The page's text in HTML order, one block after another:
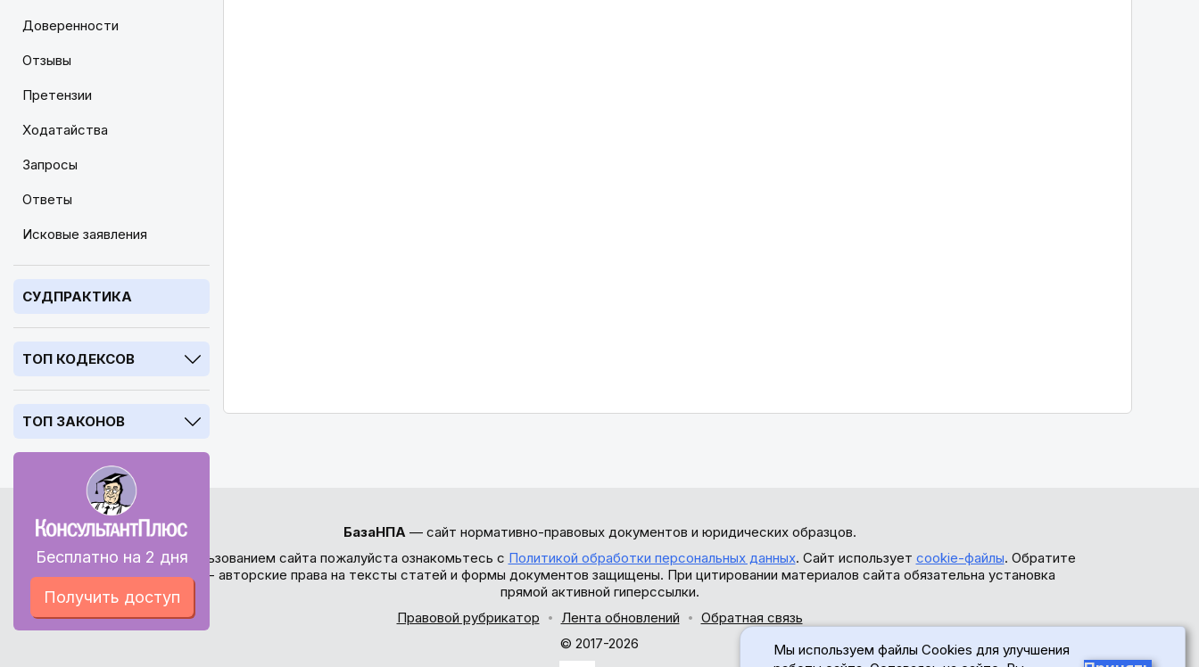
Доверенности
Отзывы
Претензии
Ходатайства
Запросы
Ответы
Исковые заявления
СУДПРАКТИКА
ТОП КОДЕКСОВ
ТОП ЗАКОНОВ
Бесплатно на 2 дня
Получить доступ
БазаНПА— сайт нормативно-правовых документов и юридических образцов.
Перед использованием сайта пожалуйста ознакомьтесь с Политикой обработки персональных данных. Сайт использует cookie-файлы. Обратите
внимание - авторские права на тексты статей и формы документов защищены. При цитировании материалов сайта обязательна установка
прямой активной гиперссылки.
Правовой рубрикатор
Лента обновлений
Обратная связь
© 2017-2026
Мы используем файлы Cookies для улучшения